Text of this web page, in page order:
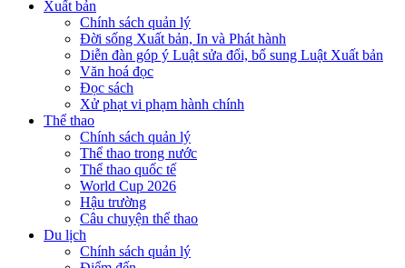
Xuất bản
Chính sách quản lý
Đời sống Xuất bản, In và Phát hành
Diễn đàn góp ý Luật sửa đổi, bổ sung Luật Xuất bản
Văn hoá đọc
Đọc sách
Xử phạt vi phạm hành chính
Thể thao
Chính sách quản lý
Thể thao trong nước
Thể thao quốc tế
World Cup 2026
Hậu trường
Câu chuyện thể thao
Du lịch
Chính sách quản lý